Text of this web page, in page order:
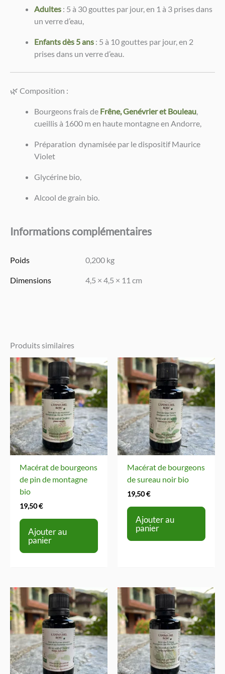
Adultes : 5 à 30 gouttes par jour, en 1 à 3 prises dans
un verre d’eau,
Enfants dès 5 ans : 5 à 10 gouttes par jour, en 2
prises dans un verre d’eau.
🌿 Composition :
Bourgeons frais de Frêne, Genévrier et Bouleau,
cueillis à 1600 m en haute montagne en Andorre,
Préparation dynamisée par le dispositif Maurice
Violet
Glycérine bio,
Alcool de grain bio.
Informations complémentaires
Poids 0,200 kg
Dimensions 4,5 × 4,5 × 11 cm
Produits similaires
Macérat de bourgeons
de pin de montagne
bio
19,50€
Ajouter au
panier
Macérat de bourgeons
de sureau noir bio
19,50€
Ajouter au
panier